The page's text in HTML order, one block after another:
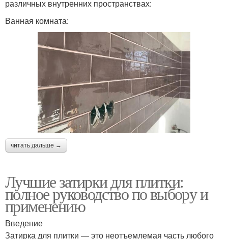
различных внутренних пространствах:
Ванная комната:
читать дальше →
Лучшие затирки для плитки:
полное руководство по выбору и
применению
Введение
Затирка для плитки — это неотъемлемая часть любого